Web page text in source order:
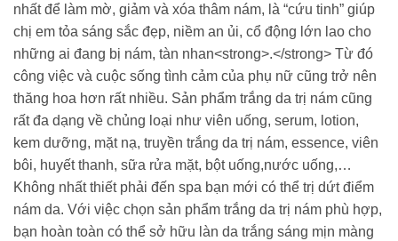
nhất để làm mờ, giảm và xóa thâm nám, là “cứu tinh” giúp
chị em tỏa sáng sắc đẹp, niềm an ủi, cổ động lớn lao cho
những ai đang bị nám, tàn nhan<strong>.</strong> Từ đó
công việc và cuộc sống tình cảm của phụ nữ cũng trở nên
thăng hoa hơn rất nhiều. Sản phẩm trắng da trị nám cũng
rất đa dạng về chủng loại như viên uống, serum, lotion,
kem dưỡng, mặt nạ, truyền trắng da trị nám, essence, viên
bôi, huyết thanh, sữa rửa mặt, bột uống,nước uống,…
Không nhất thiết phải đến spa bạn mới có thể trị dứt điểm
nám da. Với việc chọn sản phẩm trắng da trị nám phù hợp,
bạn hoàn toàn có thể sở hữu làn da trắng sáng mịn màng